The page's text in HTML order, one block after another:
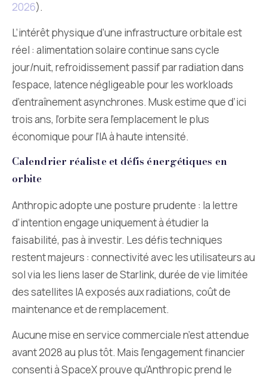
2026).
L’intérêt physique d’une infrastructure orbitale est
réel : alimentation solaire continue sans cycle
jour/nuit, refroidissement passif par radiation dans
l’espace, latence négligeable pour les workloads
d’entraînement asynchrones. Musk estime que d’ici
trois ans, l’orbite sera l’emplacement le plus
économique pour l’IA à haute intensité.
Calendrier réaliste et défis énergétiques en
orbite
Anthropic adopte une posture prudente : la lettre
d’intention engage uniquement à étudier la
faisabilité, pas à investir. Les défis techniques
restent majeurs : connectivité avec les utilisateurs au
sol via les liens laser de Starlink, durée de vie limitée
des satellites IA exposés aux radiations, coût de
maintenance et de remplacement.
Aucune mise en service commerciale n’est attendue
avant 2028 au plus tôt. Mais l’engagement financier
consenti à SpaceX prouve qu’Anthropic prend le